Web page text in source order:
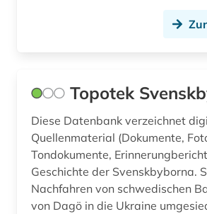
Topotek
Diese Datenbank verzeichnet
Quellenmaterial (Dokumente,
Tondokumente,
Geschichte der Svenskbyborna.
Nachfahren von schwedischen
von Dagö in die Ukraine